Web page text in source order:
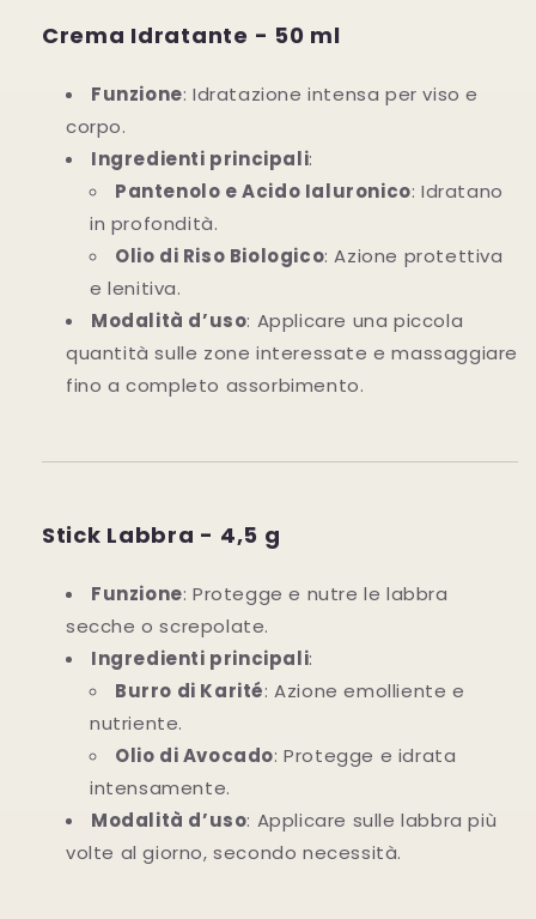
Crema Idratante - 50 ml
Funzione: Idratazione intensa per viso e
corpo.
Ingredienti principali:
Pantenolo e Acido Ialuronico: Idratano
in profondità.
Olio di Riso Biologico: Azione protettiva
e lenitiva.
Modalità d’uso: Applicare una piccola
quantità sulle zone interessate e massaggiare
fino a completo assorbimento.
Stick Labbra - 4,5 g
Funzione: Protegge e nutre le labbra
secche o screpolate.
Ingredienti principali:
Burro di Karité: Azione emolliente e
nutriente.
Olio di Avocado: Protegge e idrata
intensamente.
Modalità d’uso: Applicare sulle labbra più
volte al giorno, secondo necessità.